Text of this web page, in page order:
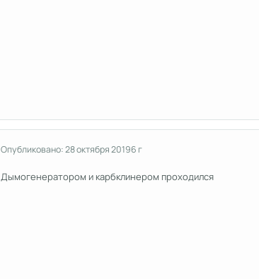
Опубликовано:28 октября 20196 г
Дымогенератором и карбклинером проходился